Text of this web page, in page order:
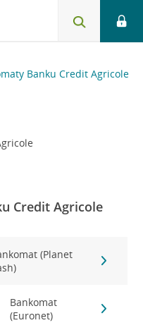
Banku Credit Agricole
Credit Agricole
(Planet
Bankomat
(Euronet)